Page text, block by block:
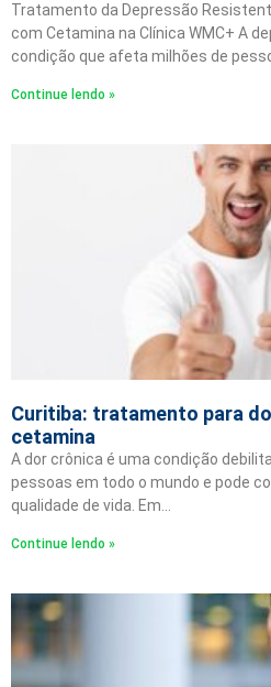
Tratamento da Depressão
com Cetamina na Clínica WMC+ A
condição que afeta milhões de
Continue lendo »
Curitiba: tratamento para
cetamina
A dor crônica é uma condição
pessoas em todo o mundo e pode
qualidade de vida. Em…
Continue lendo »